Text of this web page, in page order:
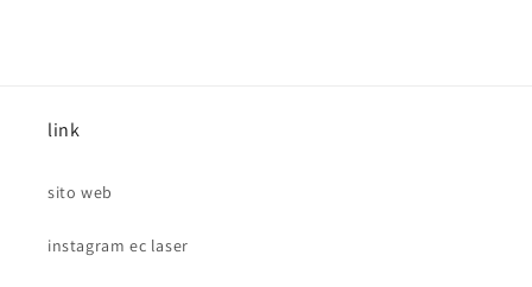
link
sito web
instagram ec laser